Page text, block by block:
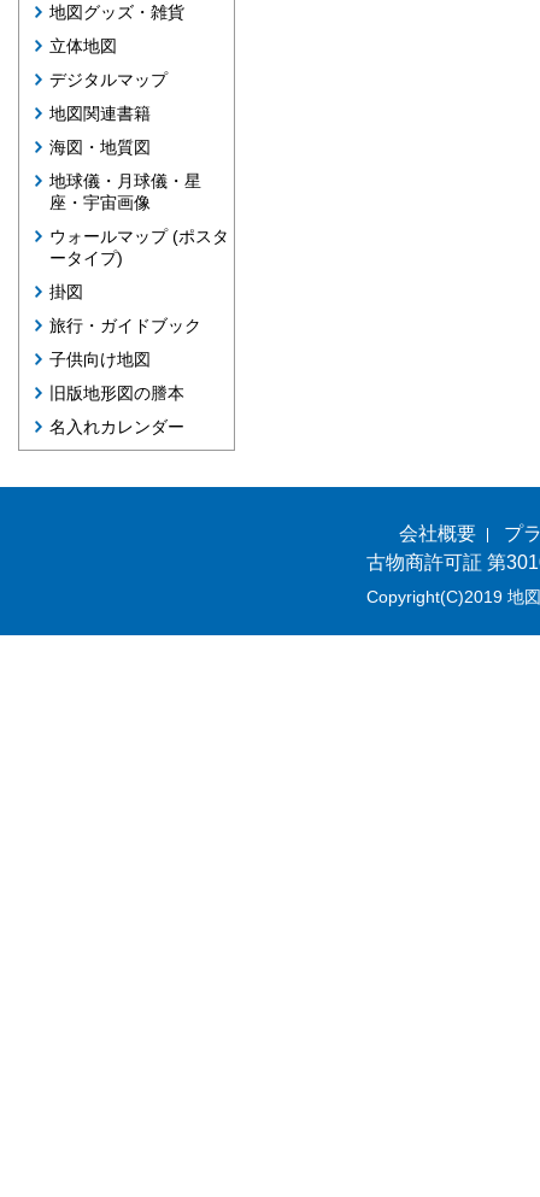
地図グッズ・雑貨
立体地図
デジタルマップ
地図関連書籍
海図・地質図
地球儀・月球儀・星
座・宇宙画像
ウォールマップ (ポスタ
ータイプ)
掛図
旅行・ガイドブック
子供向け地図
旧版地形図の謄本
名入れカレンダー
会社概要
プ
古物商許可証 第
Copyright(C)2019 地